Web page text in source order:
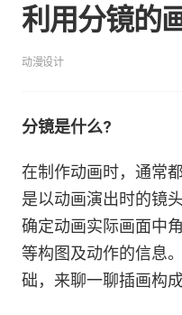
利用分镜的
动漫设计
分镜是什么?
在制作动画时，通常
是以动画演出时的镜
确定动画实际画面中
等构图及动作的信息
础，来聊一聊插画构